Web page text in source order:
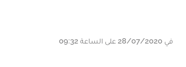
في 28/07/2020 على الساعة 09:32